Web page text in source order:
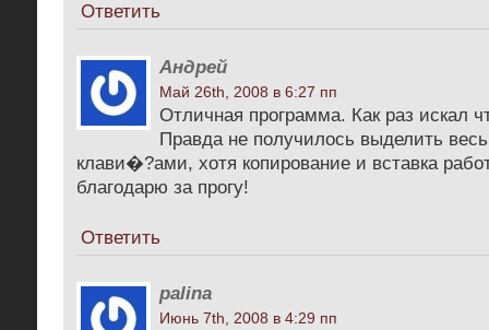
Ответить
Андрей
Май 26th, 2008 в 6:27 пп
Отличная программа. Как раз искал
Правда не получилось выделить
клави�?ами, хотя копирование и вставка
благодарю за прогу!
Ответить
palina
Июнь 7th, 2008 в 4:29 пп